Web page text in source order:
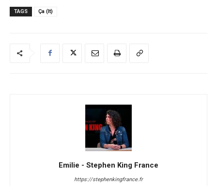
TAGS Ça (It)
Emilie - Stephen King France
https://stephenkingfrance.fr